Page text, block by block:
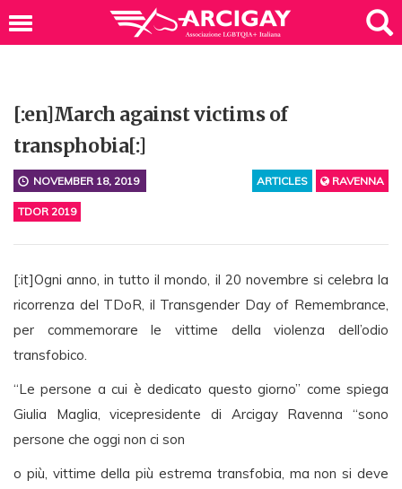
[:en]March against victims of
transphobia[:]
ARTICLES RAVENNA
NOVEMBER 18, 2019
TDOR 2019
[:it]Ogni anno, in tutto il mondo, il 20 novembre si celebra la
ricorrenza del TDoR, il Transgender Day of Remembrance,
per commemorare le vittime della violenza dell’odio
transfobico.
“Le persone a cui è dedicato questo giorno” come spiega
Giulia Maglia, vicepresidente di Arcigay Ravenna “sono
persone che oggi non ci son
o più, vittime della più estrema transfobia, ma non si deve